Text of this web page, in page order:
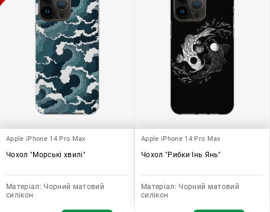
Apple iPhone 14 Pro Max
Чохол "Морські хвилі"
Матеріал: Чорний матовий
силікон
Apple iPhone 14 Pro Max
Чохол "Рибки Інь Янь"
Матеріал: Чорний матовий
силікон